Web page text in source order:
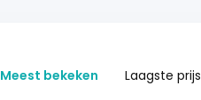
Meest bekeken Laagste prijs